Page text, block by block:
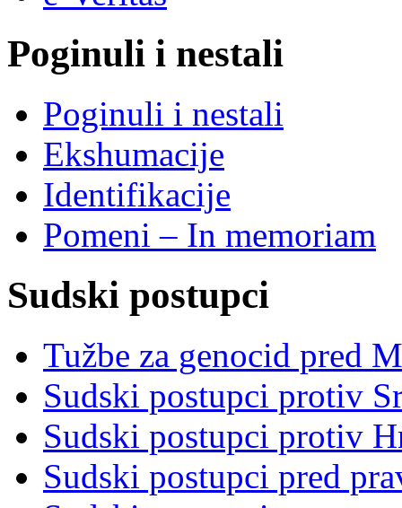
Poginuli i nestali
Poginuli i nestali
Ekshumacije
Identifikacije
Pomeni – In memoriam
Sudski postupci
Tužbe za genocid pred
Sudski postupci protiv
Sudski postupci protiv
Sudski postupci pred